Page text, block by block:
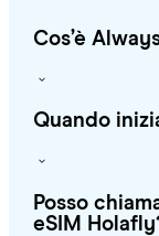
Cos’è
Quando
Posso
eSIM